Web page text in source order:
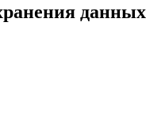
данных